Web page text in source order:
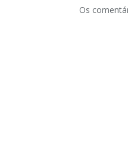
Os